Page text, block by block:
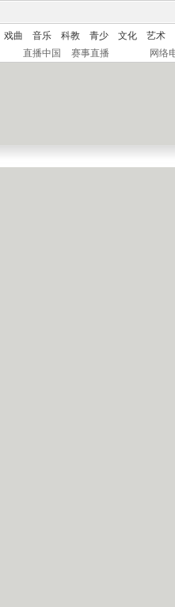
戏曲 音乐 科教 青少 文化
艺术
直播中国 赛事直播 网络